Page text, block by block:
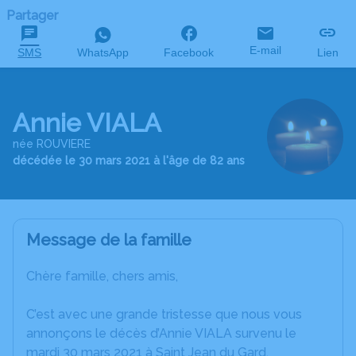
Partager
SMS WhatsApp Facebook E-mail Lien
Annie VIALA
née ROUVIERE
décédée le 30 mars 2021 à l'âge de 82 ans
Message de la famille
Chère famille, chers amis,
C’est avec une grande tristesse que nous vous
annonçons le décès d’Annie VIALA survenu le
mardi 30 mars 2021 à Saint Jean du Gard.